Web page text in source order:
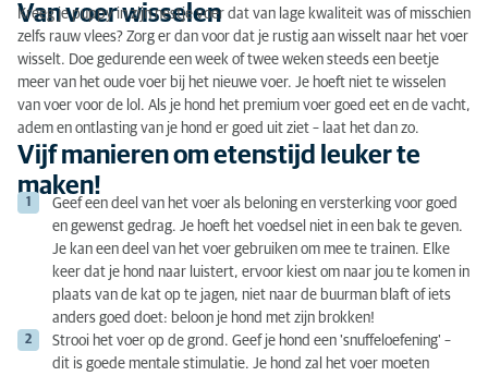
Van voer wisselen
Kreeg je puppy in zijn nestje voer dat van lage kwaliteit was of misschien
zelfs rauw vlees? Zorg er dan voor dat je rustig aan wisselt naar het voer
wisselt. Doe gedurende een week of twee weken steeds een beetje
meer van het oude voer bij het nieuwe voer. Je hoeft niet te wisselen
van voer voor de lol. Als je hond het premium voer goed eet en de vacht,
adem en ontlasting van je hond er goed uit ziet – laat het dan zo.
Vijf manieren om etenstijd leuker te
maken!
Geef een deel van het voer als beloning en versterking voor goed
en gewenst gedrag. Je hoeft het voedsel niet in een bak te geven.
Je kan een deel van het voer gebruiken om mee te trainen. Elke
keer dat je hond naar luistert, ervoor kiest om naar jou te komen in
plaats van de kat op te jagen, niet naar de buurman blaft of iets
anders goed doet: beloon je hond met zijn brokken!
Strooi het voer op de grond. Geef je hond een 'snuffeloefening' –
dit is goede mentale stimulatie. Je hond zal het voer moeten